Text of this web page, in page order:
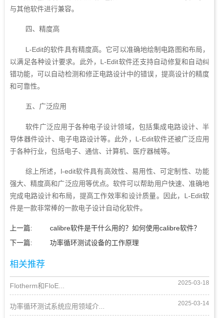
与其他软件进行兼容。
四、精度高
L-Edit的软件具有精度高。它可以准确地绘制电路图和布局，
以满足各种设计要求。此外，L-Edit软件还支持自动修复和自动纠
错功能，可以自动检测和修正电路设计中的错误，提高设计的精度
和可靠性。
五、广泛应用
软件广泛应用于各种电子设计领域，包括集成电路设计、半
导体器件设计、电子电路设计等。此外，L-Edit软件还被广泛应用
于各种行业，包括电子、通信、计算机、医疗器械等。
综上所述，l-edit软件‍具有高效性、易用性、可定制性、功能
强大、精度高和广泛应用等优点。软件可以帮助用户快速、准确地
完成电路设计和布局，提高工作效率和设计质量。因此，L-Edit软
件是一款非常棒的一款电子设计自动化软件。
上一篇:
calibre软件是干什么用的？如何使用calibre软件？
下一篇:
功率循环测试设备的工作原理
相关推荐
Flotherm和FloE... 2025-03-18
功率循环测试系统应用领域介... 2025-03-14